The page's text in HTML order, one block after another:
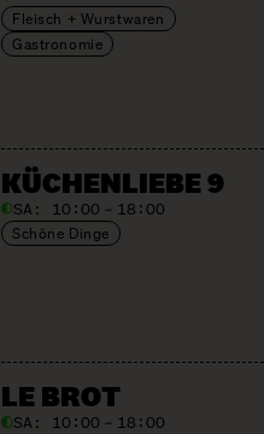
Fleisch + Wurstwaren
Gastronomie
KÜCHENLIEBE 9
SA: 10:00 – 18:00
Schöne Dinge
LE BROT
SA: 10:00 – 18:00